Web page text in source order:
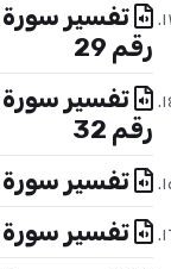
رقم 29
رقم 32
تفسير سورة
تفسير سورة